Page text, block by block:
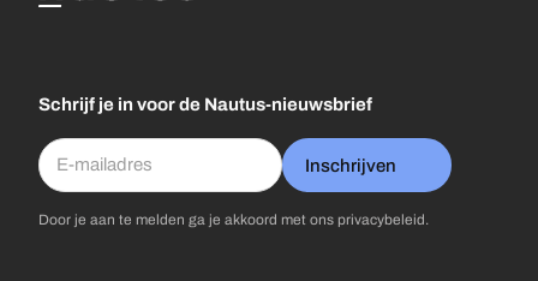
Schrijf je in voor de Nautus-nieuwsbrief
Inschrijven
Door je aan te melden ga je akkoord met ons privacybeleid.